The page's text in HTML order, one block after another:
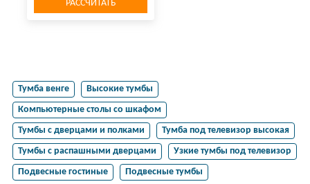
РАССЧИТАТЬ
Тумба венге
Высокие тумбы
Компьютерные столы со шкафом
Тумбы с дверцами и полками
Тумба под телевизор высокая
Тумбы с распашными дверцами
Узкие тумбы под телевизор
Подвесные гостиные
Подвесные тумбы